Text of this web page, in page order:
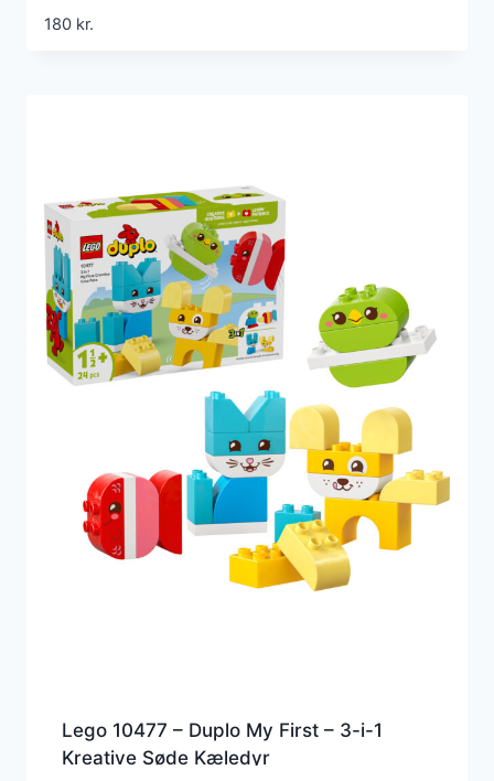
180 kr.
Lego 10477 – Duplo My First – 3-i-1
Kreative Søde Kæledyr